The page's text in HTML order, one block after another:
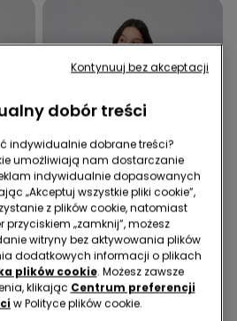
1 Kolor
Bluzka Bawełniana Długi
dobór treści
indywidualnie dobrane treści?
umożliwiają nam dostarczanie
indywidualnie dopasowanych
„Akceptuj wszystkie pliki cookie”,
z plików cookie, natomiast
„zamknij”, możesz
witryny bez aktywowania plików
dodatkowych informacji o plikach
plików cookie. Możesz zawsze
klikając Centrum preferencji
w Polityce plików cookie.
Kontynuuj bez akceptacji